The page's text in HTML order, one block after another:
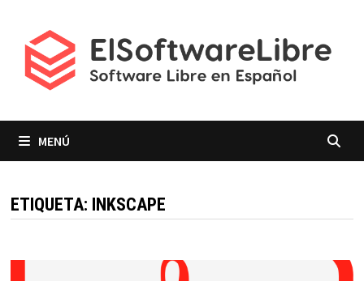
contenido
MENÚ
ETIQUETA: INKSCAPE